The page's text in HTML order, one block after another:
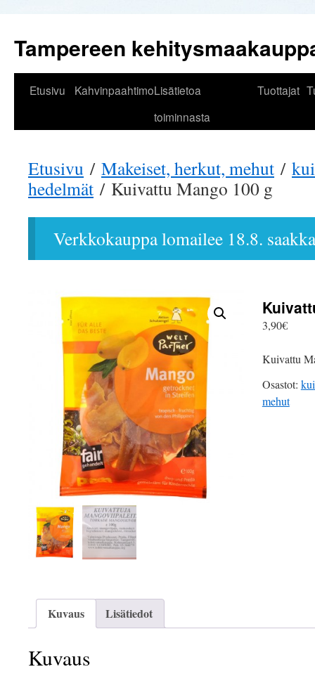
Tampereen
Siirry
Etusivu KahvinpaahtimoLisätietoa
toiminnasta
Tuottajat
Etusivu / Makeiset, herkut, mehut /
hedelmät / Kuivattu Mango 100 g
Verkkokauppa lomailee 18.8.
3,90€
Kuivattu
Osastot:
mehut
Kuvaus Lisätiedot
Kuvaus